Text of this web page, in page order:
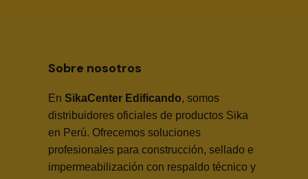
Sobre nosotros
En SikaCenter Edificando, somos
distribuidores oficiales de productos Sika
en Perú. Ofrecemos soluciones
profesionales para construcción, sellado e
impermeabilización con respaldo técnico y